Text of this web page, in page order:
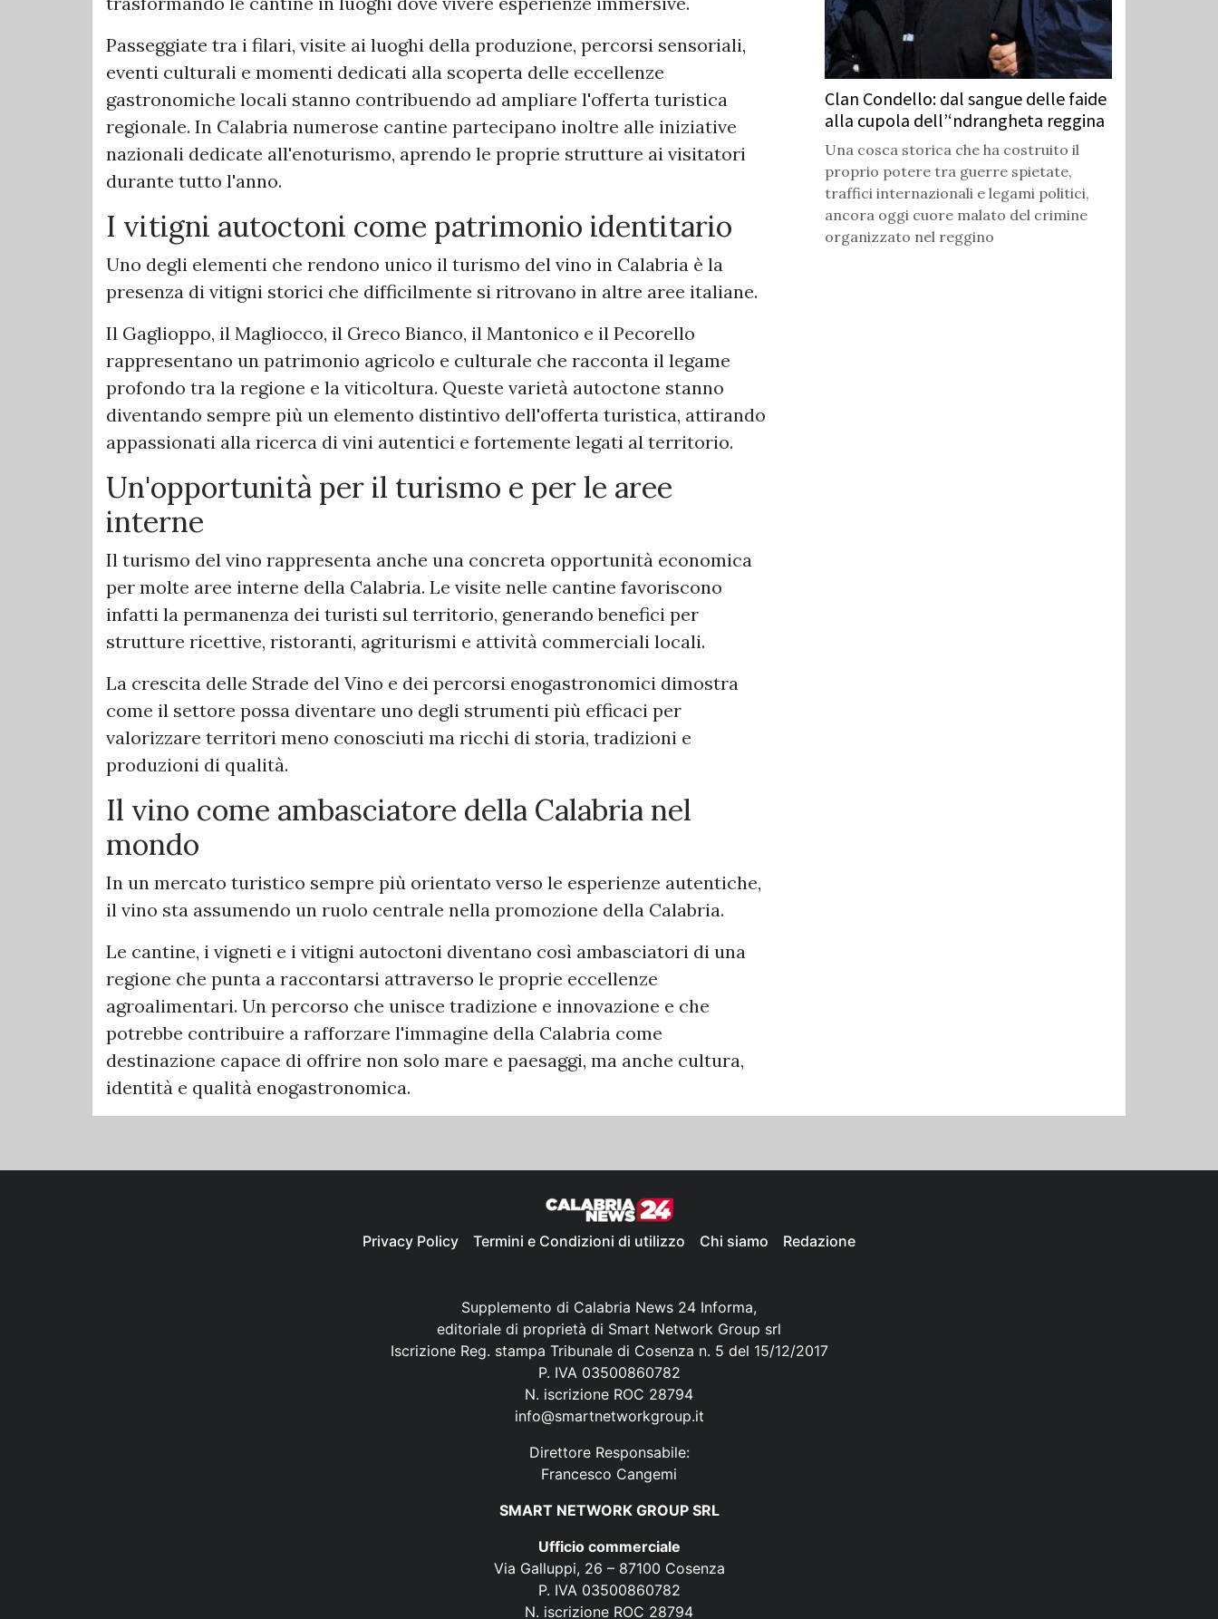
Passeggiate tra i filari, visite ai luoghi della produzione, percorsi sensoriali,
eventi culturali e momenti dedicati alla scoperta delle eccellenze
gastronomiche locali stanno contribuendo ad ampliare l'offerta turistica
regionale. In Calabria numerose cantine partecipano inoltre alle iniziative
nazionali dedicate all'enoturismo, aprendo le proprie strutture ai visitatori
durante tutto l'anno.
I vitigni autoctoni come patrimonio identitario
Uno degli elementi che rendono unico il turismo del vino in Calabria è la
presenza di vitigni storici che difficilmente si ritrovano in altre aree italiane.
Il Gaglioppo, il Magliocco, il Greco Bianco, il Mantonico e il Pecorello
rappresentano un patrimonio agricolo e culturale che racconta il legame
profondo tra la regione e la viticoltura. Queste varietà autoctone stanno
diventando sempre più un elemento distintivo dell'offerta turistica, attirando
appassionati alla ricerca di vini autentici e fortemente legati al territorio.
Un'opportunità per il turismo e per le aree
interne
Il turismo del vino rappresenta anche una concreta opportunità economica
per molte aree interne della Calabria. Le visite nelle cantine favoriscono
infatti la permanenza dei turisti sul territorio, generando benefici per
strutture ricettive, ristoranti, agriturismi e attività commerciali locali.
La crescita delle Strade del Vino e dei percorsi enogastronomici dimostra
come il settore possa diventare uno degli strumenti più efficaci per
valorizzare territori meno conosciuti ma ricchi di storia, tradizioni e
produzioni di qualità.
Il vino come ambasciatore della Calabria nel
mondo
In un mercato turistico sempre più orientato verso le esperienze autentiche,
il vino sta assumendo un ruolo centrale nella promozione della Calabria.
Le cantine, i vigneti e i vitigni autoctoni diventano così ambasciatori di una
regione che punta a raccontarsi attraverso le proprie eccellenze
agroalimentari. Un percorso che unisce tradizione e innovazione e che
potrebbe contribuire a rafforzare l'immagine della Calabria come
destinazione capace di offrire non solo mare e paesaggi, ma anche cultura,
identità e qualità enogastronomica.
Clan Condello: dal sangue delle faide
alla cupola dell’‘ndrangheta reggina
Una cosca storica che ha costruito il
proprio potere tra guerre spietate,
traffici internazionali e legami politici,
ancora oggi cuore malato del crimine
organizzato nel reggino
Privacy Policy Termini e Condizioni di utilizzo Chi siamo Redazione
Supplemento di Calabria News 24 Informa,
editoriale di proprietà di Smart Network Group srl
Iscrizione Reg. stampa Tribunale di Cosenza n. 5 del 15/12/2017
P. IVA 03500860782
N. iscrizione ROC 28794
info@smartnetworkgroup.it
Direttore Responsabile:
Francesco Cangemi
SMART NETWORK GROUP SRL
Ufficio commerciale
Via Galluppi, 26 – 87100 Cosenza
P. IVA 03500860782
N. iscrizione ROC 28794